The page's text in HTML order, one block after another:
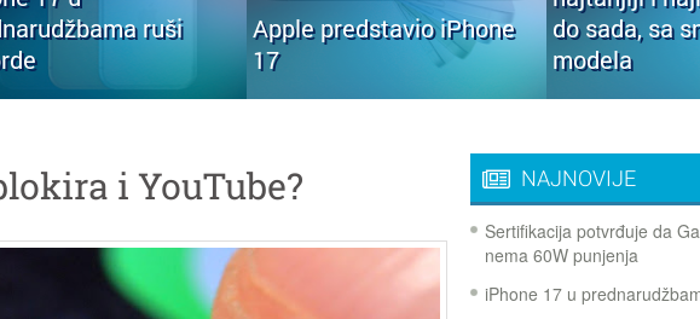
ruši
Apple predstavio iPhone
17
do sada, sa
modela
i YouTube? NAJNOVIJE
Sertifikacija potvrđuje da
nema 60W punjenja
iPhone 17 u